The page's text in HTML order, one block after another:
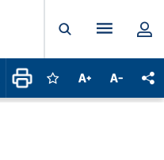
Ouvrir laMenu
Connectez-vous
Augmenter la